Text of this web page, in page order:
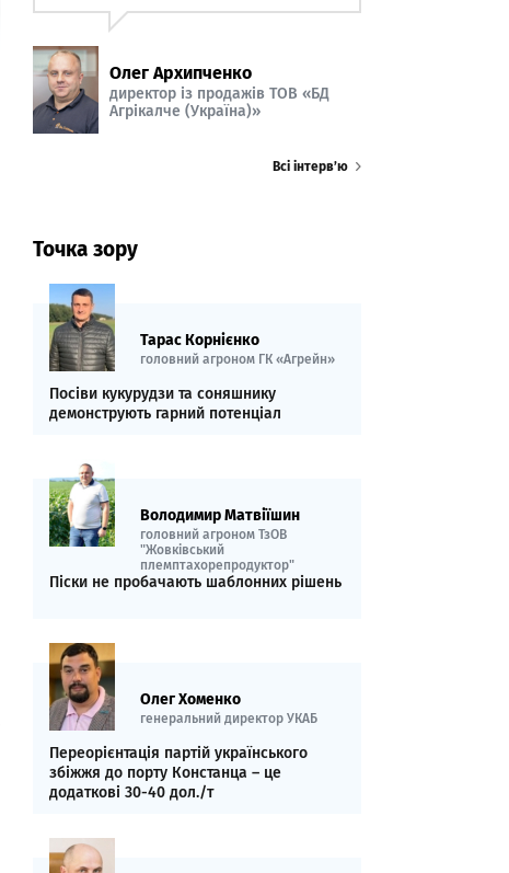
Олег Архипченко
директор із продажів ТОВ «БД
Агрікалче (Україна)»
Всі інтерв’ю
Точка зору
Тарас Корнієнко
головний агроном ГК «Агрейн»
Посіви кукурудзи та соняшнику
демонструють гарний потенціал
Володимир Матвіїшин
головний агроном ТзОВ
"Жовківський
племптахорепродуктор"
Піски не пробачають шаблонних рішень
Олег Хоменко
генеральний директор УКАБ
Переорієнтація партій українського
збіжжя до порту Констанца – це
додаткові 30-40 дол./т